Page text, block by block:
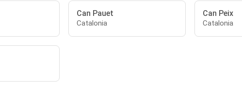
Can Pauet
Catalonia
Can Peix
Catalonia